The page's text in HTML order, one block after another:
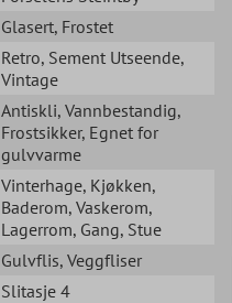
Glasert, Frostet
Retro, Sement Utseende,
Vintage
Antiskli, Vannbestandig,
Frostsikker, Egnet for
gulvvarme
Vinterhage, Kjøkken,
Baderom, Vaskerom,
Lagerrom, Gang, Stue
Gulvflis, Veggfliser
Slitasje 4